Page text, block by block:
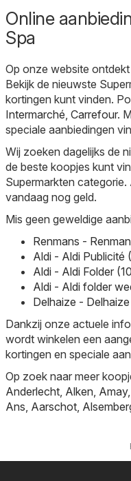
Online
Spa
Op onze website
Bekijk de nieuwste
kortingen kunt vinden.
Intermarché, Carrefour.
speciale aanbiedingen
Wij zoeken dagelijks de
de beste koopjes kunt
Supermarkten
vandaag nog geld.
Mis geen geweldige
Renmans -
Aldi - Aldi
Aldi - Aldi Folder
Aldi - Aldi folder
Delhaize -
Dankzij onze actuele
wordt winkelen een
kortingen en speciale
Op zoek naar meer
Anderlecht, Alken, Amay,
Ans, Aarschot,